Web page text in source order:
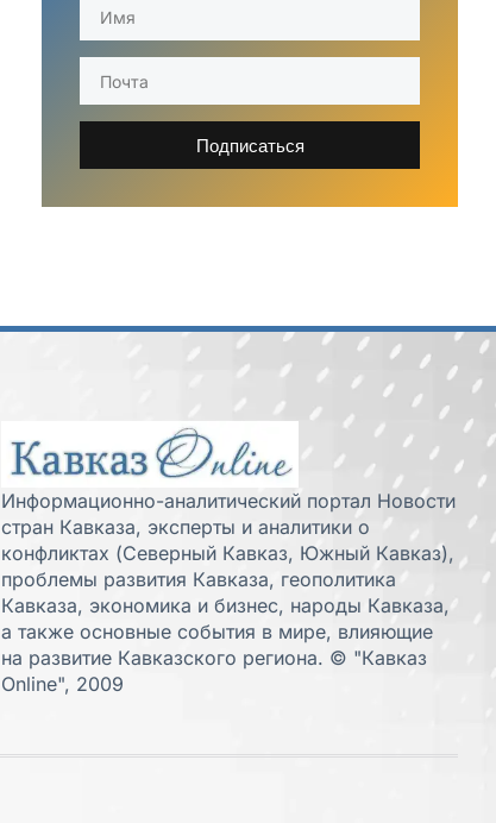
Подписаться
Информационно-аналитический портал Новости
стран Кавказа, эксперты и аналитики о
конфликтах (Северный Кавказ, Южный Кавказ),
проблемы развития Кавказа, геополитика
Кавказа, экономика и бизнес, народы Кавказа,
а также основные события в мире, влияющие
на развитие Кавказского региона. © "Кавказ
Online", 2009